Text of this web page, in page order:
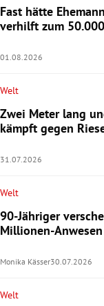
Fast hätte
verhilft zum
01.08.2026
Welt
Zwei Meter lang
kämpft gegen
31.07.2026
Welt
90-Jähriger
Millionen-
Monika Kässer30.07.2026
Welt